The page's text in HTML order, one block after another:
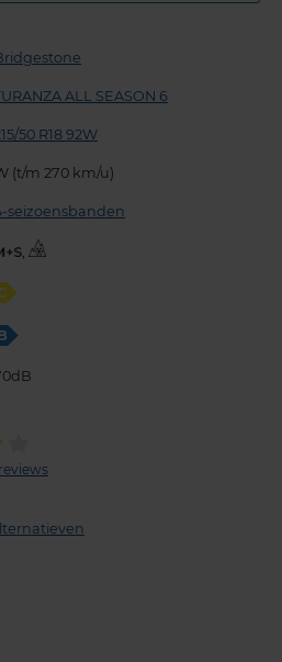
ALL SEASON 6
50 R18 92W
(t/m 270 km/u)
seizoensbanden
,